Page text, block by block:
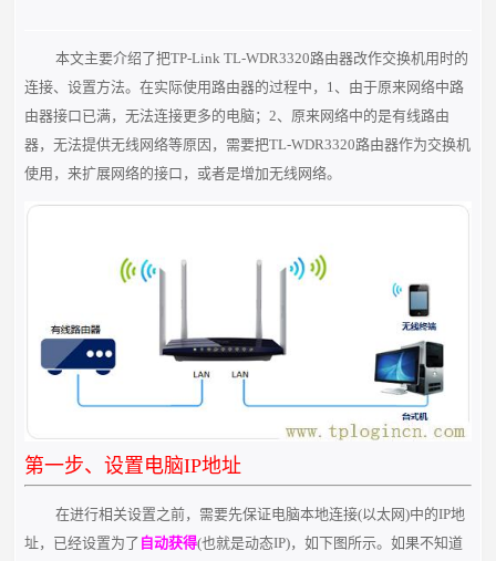
本文主要介绍了把TP-Link TL-WDR3320路由器改作交换机用时的
连接、设置方法。在实际使用路由器的过程中，1、由于原来网络中路
由器接口已满，无法连接更多的电脑；2、原来网络中的是有线路由
器，无法提供无线网络等原因，需要把TL-WDR3320路由器作为交换机
使用，来扩展网络的接口，或者是增加无线网络。
第一步、设置电脑IP地址
在进行相关设置之前，需要先保证电脑本地连接(以太网)中的IP地
址，已经设置为了 自动获得(也就是动态IP)，如下图所示。如果不知道